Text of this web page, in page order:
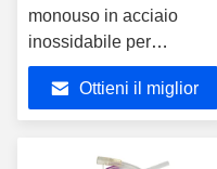
monouso in acciaio
inossidabile per
ospedali sicuro accurato
indoloreOttieni il miglior